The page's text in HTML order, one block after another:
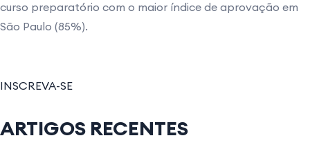
curso preparatório com o maior índice de aprovação em
São Paulo (85%).
INSCREVA-SE
ARTIGOS RECENTES